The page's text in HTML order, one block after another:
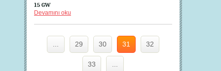
15 GW
Devamını oku
29 30 31 32
33